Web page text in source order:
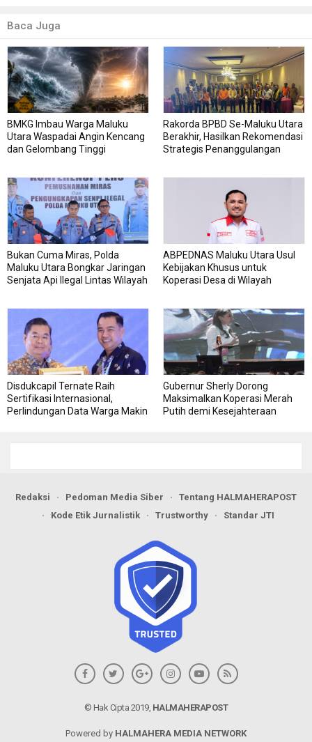
Baca Juga
BMKG Imbau Warga Maluku
Utara Waspadai Angin Kencang
dan Gelombang Tinggi
Rakorda BPBD Se-Maluku Utara
Berakhir, Hasilkan Rekomendasi
Strategis Penanggulangan
Bukan Cuma Miras, Polda
Maluku Utara Bongkar Jaringan
Senjata Api Ilegal Lintas Wilayah
ABPEDNAS Maluku Utara Usul
Kebijakan Khusus untuk
Koperasi Desa di Wilayah
Disdukcapil Ternate Raih
Sertifikasi Internasional,
Perlindungan Data Warga Makin
Gubernur Sherly Dorong
Maksimalkan Koperasi Merah
Putih demi Kesejahteraan
Redaksi Pedoman Media Siber
Tentang HALMAHERAPOST
Kode Etik Jurnalistik
Trustworthy Standar JTI
© Hak Cipta 2019, HALMAHERAPOST
Powered by HALMAHERA MEDIA NETWORK